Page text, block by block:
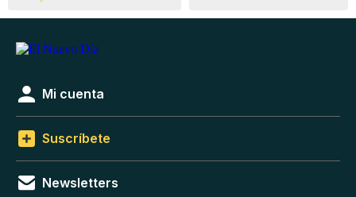
Mi cuenta
Suscríbete
Newsletters